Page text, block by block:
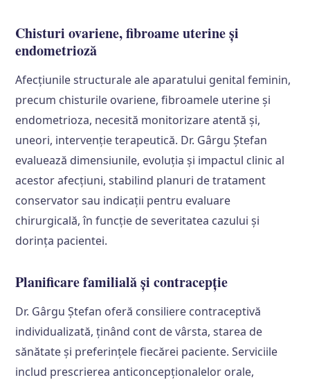
Chisturi ovariene, fibroame uterine și
endometrioză
Afecțiunile structurale ale aparatului genital feminin,
precum chisturile ovariene, fibroamele uterine și
endometrioza, necesită monitorizare atentă și,
uneori, intervenție terapeutică. Dr. Gârgu Ștefan
evaluează dimensiunile, evoluția și impactul clinic al
acestor afecțiuni, stabilind planuri de tratament
conservator sau indicații pentru evaluare
chirurgicală, în funcție de severitatea cazului și
dorința pacientei.
Planificare familială și contracepție
Dr. Gârgu Ștefan oferă consiliere contraceptivă
individualizată, ținând cont de vârsta, starea de
sănătate și preferințele fiecărei paciente. Serviciile
includ prescrierea anticoncepționalelor orale,